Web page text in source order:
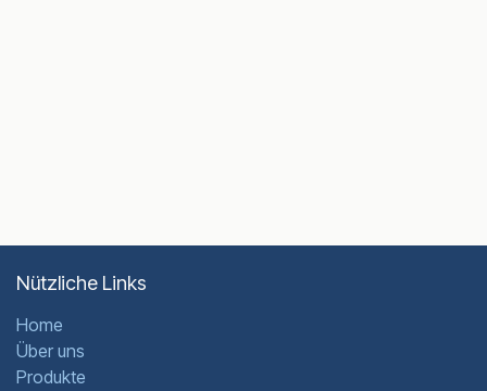
Nützliche Links
Home
Über uns
Produkte